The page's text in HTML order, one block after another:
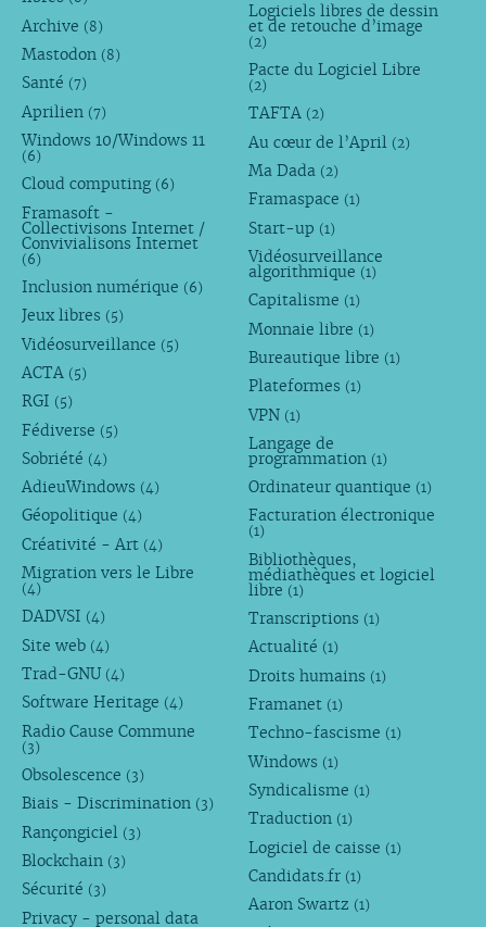
Archive (8)
Mastodon (8)
Santé (7)
Aprilien (7)
Windows 10/Windows 11
(6)
Cloud computing (6)
Framasoft -
Collectivisons Internet /
Convivialisons Internet
(6)
Inclusion numérique (6)
Jeux libres (5)
Vidéosurveillance (5)
ACTA (5)
RGI (5)
Fédiverse (5)
Sobriété (4)
AdieuWindows (4)
Géopolitique (4)
Créativité - Art (4)
Migration vers le Libre
(4)
DADVSI (4)
Site web (4)
Trad-GNU (4)
Software Heritage (4)
Radio Cause Commune
(3)
Obsolescence (3)
Biais - Discrimination (3)
Rançongiciel (3)
Blockchain (3)
Sécurité (3)
Privacy - personal data
Logiciels libres de dessin
et de retouche d’image
(2)
Pacte du Logiciel Libre
(2)
TAFTA (2)
Au cœur de l’April (2)
Ma Dada (2)
Framaspace (1)
Start-up (1)
Vidéosurveillance
algorithmique (1)
Capitalisme (1)
Monnaie libre (1)
Bureautique libre (1)
Plateformes (1)
VPN (1)
Langage de
programmation (1)
Ordinateur quantique (1)
Facturation électronique
(1)
Bibliothèques,
médiathèques et logiciel
libre (1)
Transcriptions (1)
Actualité (1)
Droits humains (1)
Framanet (1)
Techno-fascisme (1)
Windows (1)
Syndicalisme (1)
Traduction (1)
Logiciel de caisse (1)
Candidats.fr (1)
Aaron Swartz (1)